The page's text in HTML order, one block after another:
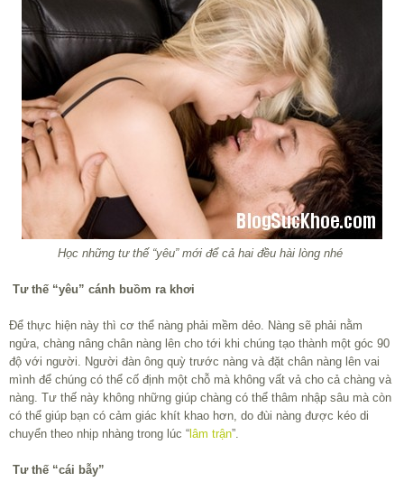
Học những tư thế “yêu” mới để cả hai đều hài lòng nhé
Tư thế “yêu” cánh buồm ra khơi
Để thực hiện này thì cơ thể nàng phải mềm dẻo. Nàng sẽ phải nằm
ngửa, chàng nâng chân nàng lên cho tới khi chúng tạo thành một góc 90
độ với người. Người đàn ông quỳ trước nàng và đặt chân nàng lên vai
mình để chúng có thể cố định một chỗ mà không vất vả cho cả chàng và
nàng. Tư thế này không những giúp chàng có thể thâm nhập sâu mà còn
có thể giúp bạn có cảm giác khít khao hơn, do đùi nàng được kéo di
chuyển theo nhịp nhàng trong lúc “ lâm trận”.
Tư thế “cái bẫy”